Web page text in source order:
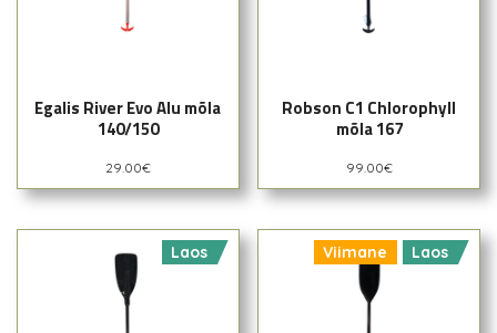
Egalis River Evo Alu mõla
140/150
29.00€
Robson C1 Chlorophyll
mõla 167
99.00€
Laos Viimane Laos